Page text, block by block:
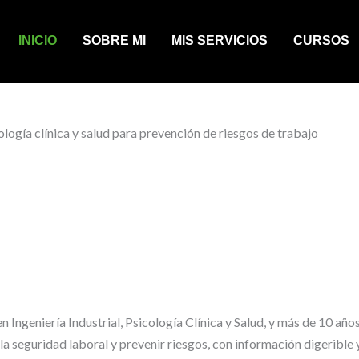
INICIO SOBRE MI MIS SERVICIOS CURSOS
clínica y salud para prevención de riesgos de trabajo
Ingeniería Industrial, Psicología Clínica y Salud, y más de 10
seguridad laboral y prevenir riesgos, con información digerible